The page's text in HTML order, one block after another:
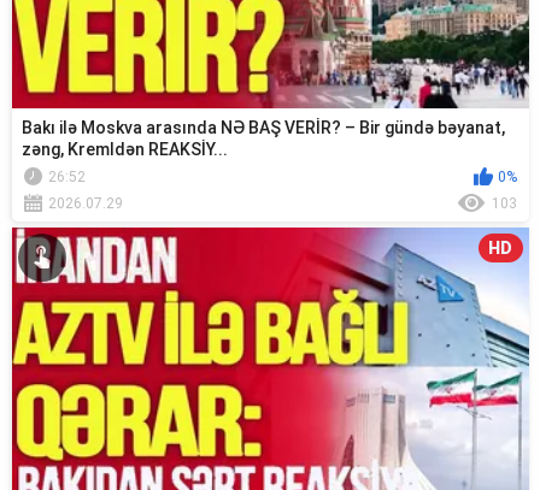
Bakı ilə Moskva arasında NƏ BAŞ VERİR? – Bir gündə bəyanat,
zəng, Kremldən REAKSİY...
26:52
0%
2026.07.29
103
HD